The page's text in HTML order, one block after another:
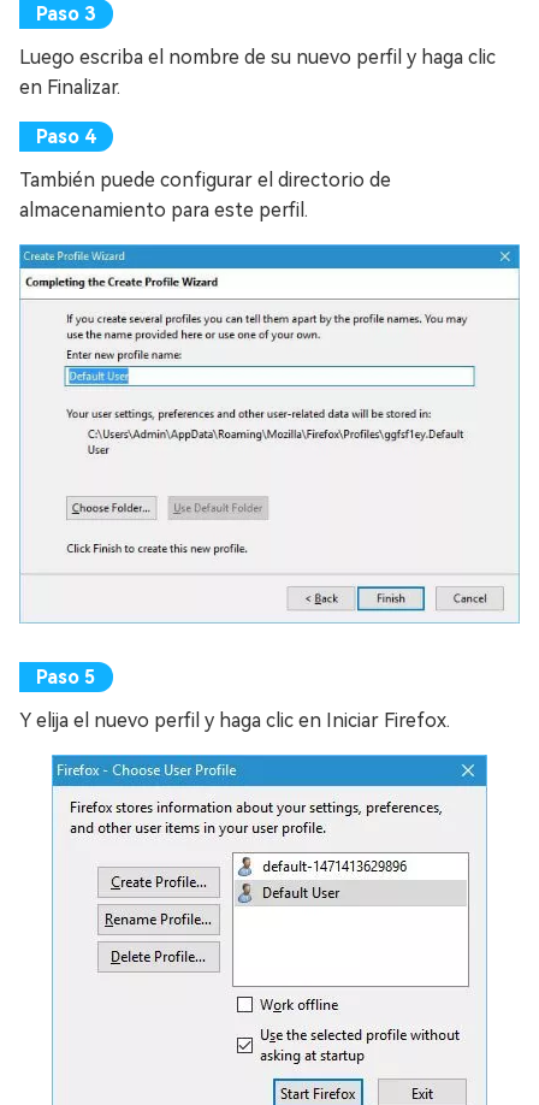
Luego escriba el nombre de su nuevo perfil y haga clic
en Finalizar.
También puede configurar el directorio de
almacenamiento para este perfil.
Y elija el nuevo perfil y haga clic en Iniciar Firefox.